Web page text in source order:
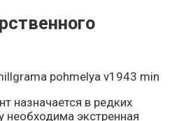
назначается в редких
необходима экстренная